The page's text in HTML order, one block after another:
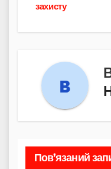
захисту
Пов’язаний